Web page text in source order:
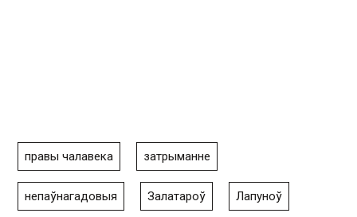
правы чалавека затрыманне
непаўнагадовыя Залатароў Лапуноў